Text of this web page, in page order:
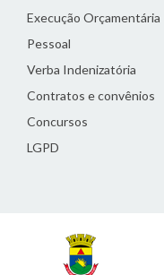
Execução Orçamentária
Pessoal
Verba Indenizatória
Contratos e convênios
Concursos
LGPD